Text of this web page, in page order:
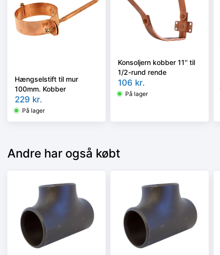
Hængselstift til mur
100mm. Kobber
229 kr.
På lager
Konsoljern kobber 11'' til
1/2-rund rende
106 kr.
På lager
Andre har også købt